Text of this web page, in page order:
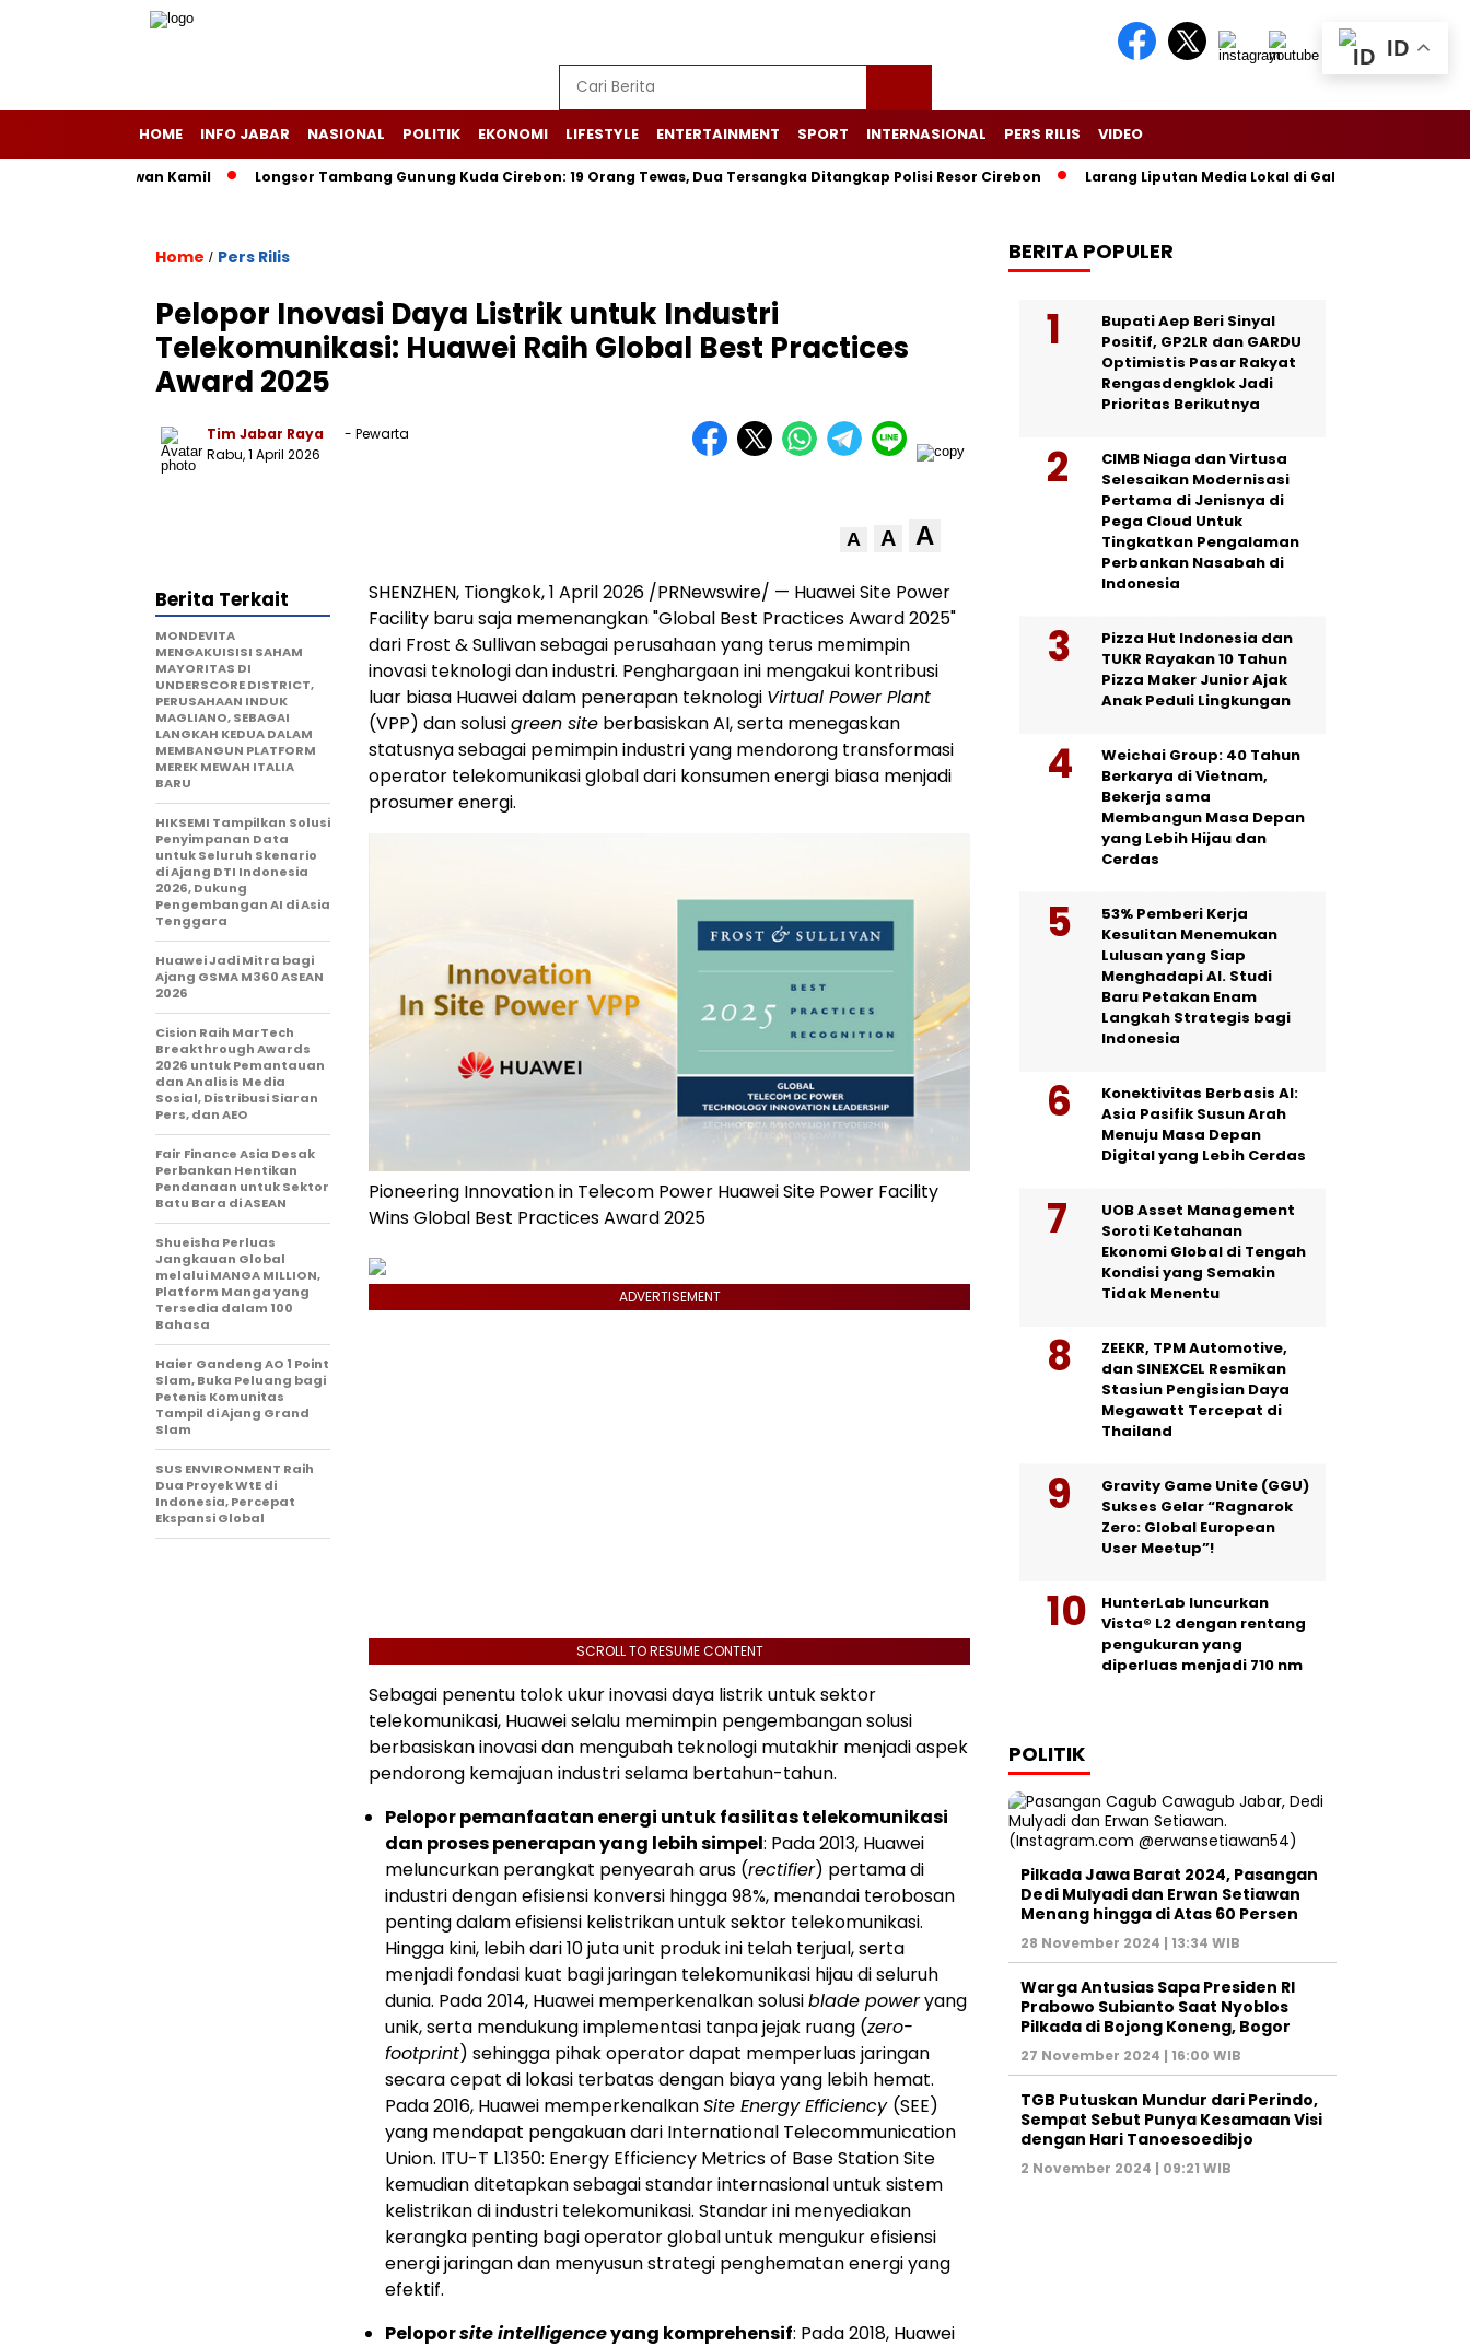
HOME INFO JABAR NASIONAL POLITIK EKONOMI LIFESTYLE ENTERTAINMENT SPORT INTERNASIONAL PERS RILIS VIDEO
Ridwan Kamil Longsor Tambang Gunung Kuda Cirebon: 19 Orang Tewas, Dua Tersangka Ditangkap Polisi Resor Cirebon Larang Liputan Media Lokal di Gala Dinner Asia Africa,
Home / Pers Rilis
Pelopor Inovasi Daya Listrik untuk Industri
Telekomunikasi: Huawei Raih Global Best Practices
Award 2025
Tim Jabar Raya
- Pewarta
Rabu, 1 April 2026
A A A
SHENZHEN, Tiongkok, 1 April 2026 /PRNewswire/ — Huawei Site Power
Facility baru saja memenangkan "Global Best Practices Award 2025"
dari Frost & Sullivan sebagai perusahaan yang terus memimpin
inovasi teknologi dan industri. Penghargaan ini mengakui kontribusi
luar biasa Huawei dalam penerapan teknologi Virtual Power Plant
(VPP) dan solusigreen site berbasiskan AI, serta menegaskan
statusnya sebagai pemimpin industri yang mendorong transformasi
operator telekomunikasi global dari konsumen energi biasa menjadi
prosumer energi.
Pioneering Innovation in Telecom Power Huawei Site Power Facility
Wins Global Best Practices Award 2025
ADVERTISEMENT
SCROLL TO RESUME CONTENT
Sebagai penentu tolok ukur inovasi daya listrik untuk sektor
telekomunikasi, Huawei selalu memimpin pengembangan solusi
berbasiskan inovasi dan mengubah teknologi mutakhir menjadi aspek
pendorong kemajuan industri selama bertahun-tahun.
Pelopor pemanfaatan energi untuk fasilitas telekomunikasi
dan proses penerapan yang lebih simpel: Pada 2013, Huawei
meluncurkan perangkat penyearah arus (rectifier) pertama di
industri dengan efisiensi konversi hingga 98%, menandai terobosan
penting dalam efisiensi kelistrikan untuk sektor telekomunikasi.
Hingga kini, lebih dari 10 juta unit produk ini telah terjual, serta
menjadi fondasi kuat bagi jaringan telekomunikasi hijau di seluruh
dunia. Pada 2014, Huawei memperkenalkan solusiblade poweryang
unik, serta mendukung implementasi tanpa jejak ruang (zero-
footprint) sehingga pihak operator dapat memperluas jaringan
secara cepat di lokasi terbatas dengan biaya yang lebih hemat.
Pada 2016, Huawei memperkenalkanSite Energy Efficiency (SEE)
yang mendapat pengakuan dari International Telecommunication
Union. ITU-T L.1350: Energy Efficiency Metrics of Base Station Site
kemudian ditetapkan sebagai standar internasional untuk sistem
kelistrikan di industri telekomunikasi. Standar ini menyediakan
kerangka penting bagi operator global untuk mengukur efisiensi
energi jaringan dan menyusun strategi penghematan energi yang
efektif.
Peloporsite intelligenceyang komprehensif: Pada 2018, Huawei
Berita Terkait
MONDEVITA
MENGAKUISISI SAHAM
MAYORITAS DI
UNDERSCORE DISTRICT,
PERUSAHAAN INDUK
MAGLIANO, SEBAGAI
LANGKAH KEDUA DALAM
MEMBANGUN PLATFORM
MEREK MEWAH ITALIA
BARU
HIKSEMI Tampilkan Solusi
Penyimpanan Data
untuk Seluruh Skenario
di Ajang DTI Indonesia
2026, Dukung
Pengembangan AI di Asia
Tenggara
Huawei Jadi Mitra bagi
Ajang GSMA M360 ASEAN
2026
Cision Raih MarTech
Breakthrough Awards
2026 untuk Pemantauan
dan Analisis Media
Sosial, Distribusi Siaran
Pers, dan AEO
Fair Finance Asia Desak
Perbankan Hentikan
Pendanaan untuk Sektor
Batu Bara di ASEAN
Shueisha Perluas
Jangkauan Global
melalui MANGA MILLION,
Platform Manga yang
Tersedia dalam 100
Bahasa
Haier Gandeng AO 1 Point
Slam, Buka Peluang bagi
Petenis Komunitas
Tampil di Ajang Grand
Slam
SUS ENVIRONMENT Raih
Dua Proyek WtE di
Indonesia, Percepat
Ekspansi Global
BERITA POPULER
Bupati Aep Beri Sinyal
Positif, GP2LR dan GARDU
Optimistis Pasar Rakyat
Rengasdengklok Jadi
Prioritas Berikutnya
CIMB Niaga dan Virtusa
Selesaikan Modernisasi
Pertama di Jenisnya di
Pega Cloud Untuk
Tingkatkan Pengalaman
Perbankan Nasabah di
Indonesia
Pizza Hut Indonesia dan
TUKR Rayakan 10 Tahun
Pizza Maker Junior Ajak
Anak Peduli Lingkungan
Weichai Group: 40 Tahun
Berkarya di Vietnam,
Bekerja sama
Membangun Masa Depan
yang Lebih Hijau dan
Cerdas
53% Pemberi Kerja
Kesulitan Menemukan
Lulusan yang Siap
Menghadapi AI. Studi
Baru Petakan Enam
Langkah Strategis bagi
Indonesia
Konektivitas Berbasis AI:
Asia Pasifik Susun Arah
Menuju Masa Depan
Digital yang Lebih Cerdas
UOB Asset Management
Soroti Ketahanan
Ekonomi Global di Tengah
Kondisi yang Semakin
Tidak Menentu
ZEEKR, TPM Automotive,
dan SINEXCEL Resmikan
Stasiun Pengisian Daya
Megawatt Tercepat di
Thailand
Gravity Game Unite (GGU)
Sukses Gelar “Ragnarok
Zero: Global European
User Meetup”!
HunterLab luncurkan
Vista® L2 dengan rentang
pengukuran yang
diperluas menjadi 710 nm
POLITIK
Pilkada Jawa Barat 2024, Pasangan
Dedi Mulyadi dan Erwan Setiawan
Menang hingga di Atas 60 Persen
28 November 2024 | 13:34 WIB
Warga Antusias Sapa Presiden RI
Prabowo Subianto Saat Nyoblos
Pilkada di Bojong Koneng, Bogor
27 November 2024 | 16:00 WIB
TGB Putuskan Mundur dari Perindo,
Sempat Sebut Punya Kesamaan Visi
dengan Hari Tanoesoedibjo
2 November 2024 | 09:21 WIB
ID